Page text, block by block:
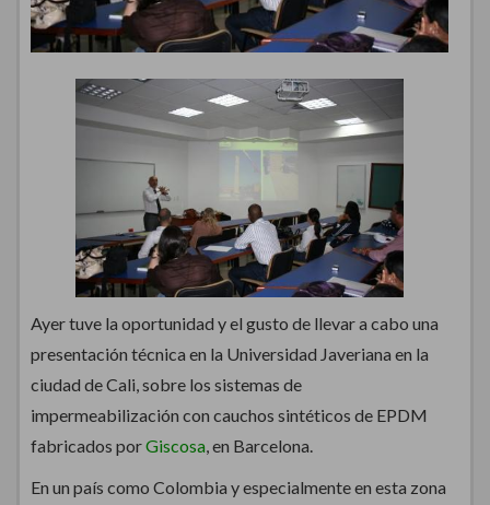
Ayer tuve la oportunidad y el gusto de llevar a cabo una
presentación técnica en la Universidad Javeriana en la
ciudad de Cali, sobre los sistemas de
impermeabilización con cauchos sintéticos de EPDM
fabricados porGiscosa, en Barcelona.
En un país como Colombia y especialmente en esta zona